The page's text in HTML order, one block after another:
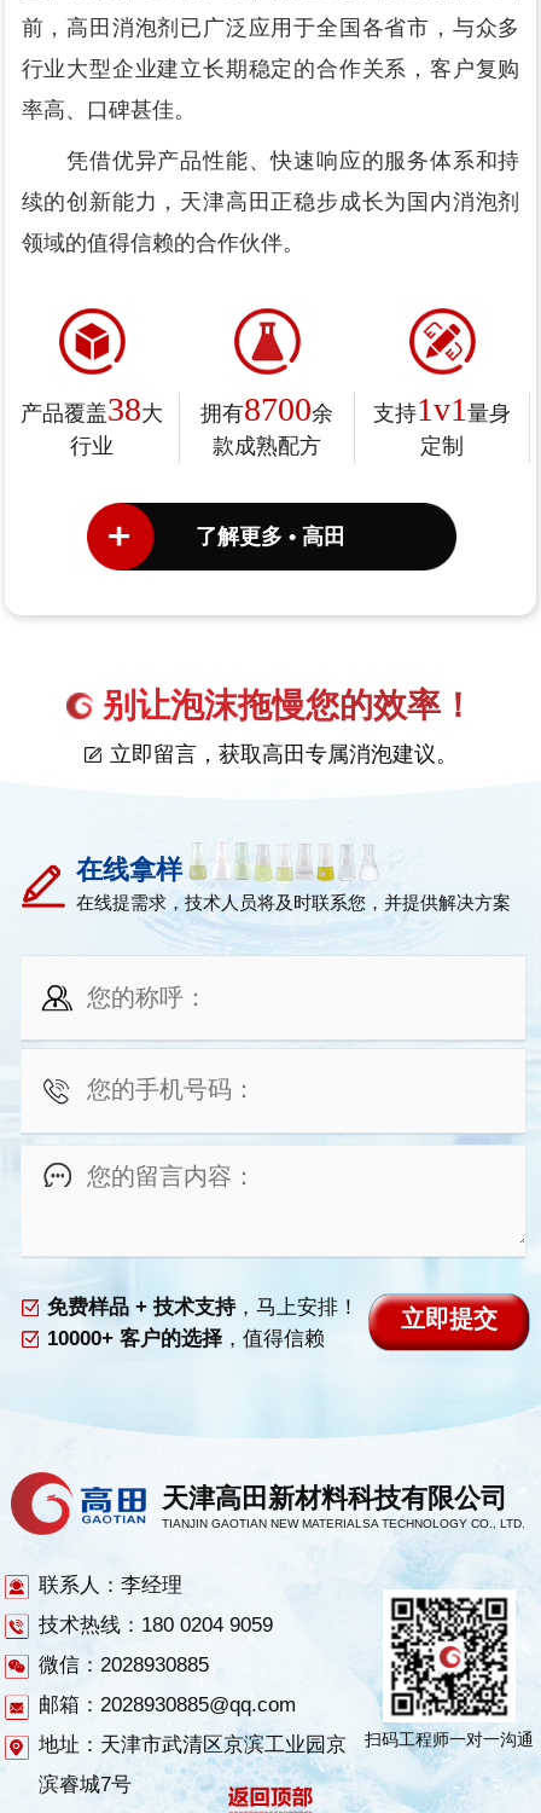
前，高田消泡剂已广泛应用于全国各省市，与众多
行业大型企业建立长期稳定的合作关系，客户复购
率高、口碑甚佳。
凭借优异产品性能、快速响应的服务体系和持
续的创新能力，天津高田正稳步成长为国内消泡剂
领域的值得信赖的合作伙伴。
产品覆盖38大
行业
拥有8700余
款成熟配方
支持1v1 量身
定制
了解更多 • 高田
别让泡沫拖慢您的效率！
立即留言，获取高田专属消泡建议。
在线拿样
在线提需求，技术人员将及时联系您，并提供解决方案
免费样品 + 技术支持，马上安排！
10000+ 客户的选择，值得信赖
天津高田新材料科技有限公司
TIANJIN GAOTIAN NEW MATERIALSA TECHNOLOGY CO., LTD.
联系人：李经理
技术热线：180 0204 9059
微信：2028930885
邮箱：2028930885@qq.com
地址：天津市武清区京滨工业园京
滨睿城7号
扫码工程师一对一沟通